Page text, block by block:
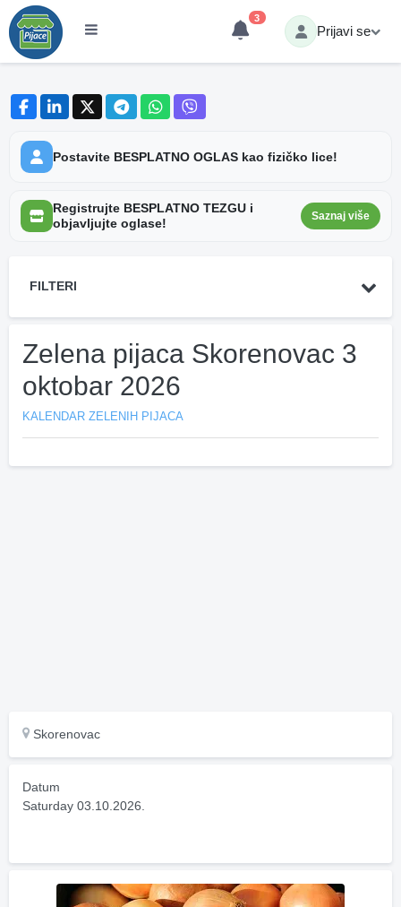
3
Prijavi se
Postavite BESPLATNO OGLAS kao fizičko lice!
Registrujte BESPLATNO TEZGU i
objavljujte oglase!
Saznaj više
FILTERI
Zelena pijaca Skorenovac 3
oktobar 2026
KALENDAR ZELENIH PIJACA
Skorenovac
Datum
Saturday 03.10.2026.